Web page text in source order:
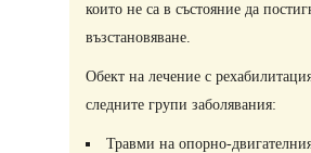
които не са в състояние да
възстановяване.
Обект на лечение с
следните групи заболявания:
Травми на опорно-